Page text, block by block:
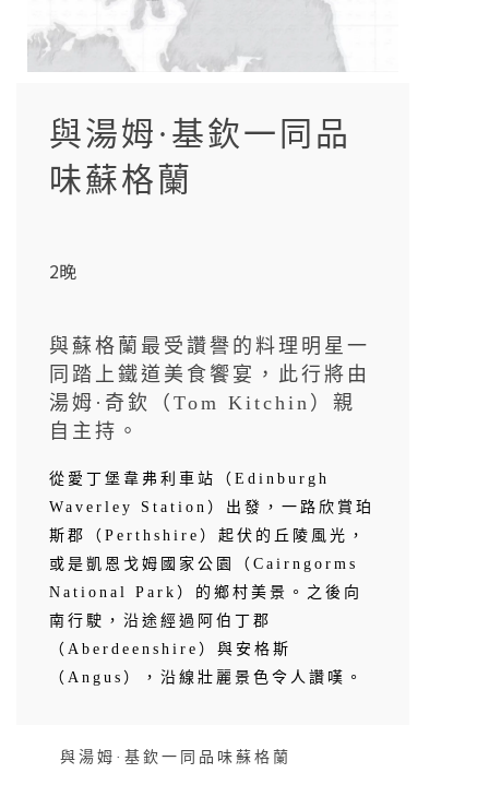
與湯姆·基欽一同品
味蘇格蘭
2晚
與蘇格蘭最受讚譽的料理明星一
同踏上鐵道美食饗宴，此行將由
湯姆·奇欽（Tom Kitchin）親
自主持。
從愛丁堡韋弗利車站（Edinburgh
Waverley Station）出發，一路欣賞珀
斯郡（Perthshire）起伏的丘陵風光，
或是凱恩戈姆國家公園（Cairngorms
National Park）的鄉村美景。之後向
南行駛，沿途經過阿伯丁郡
（Aberdeenshire）與安格斯
（Angus），沿線壯麗景色令人讚嘆。
與湯姆·基欽一同品味蘇格蘭